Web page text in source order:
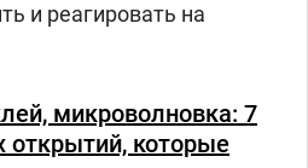
и реагировать на
микроволновка: 7
открытий, которые